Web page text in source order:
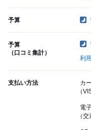
予算
予算
（口コミ集計）
利
支払い方法
カ
（
電
（